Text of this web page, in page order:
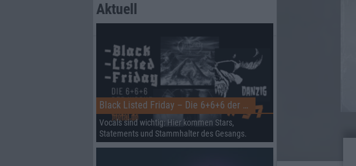
Aktuell
Black Listed Friday – Die 6+6+6 der Woche
Vocals sind wichtig: Hier kommen Stars,
Statements und Stammhalter des Gesangs.